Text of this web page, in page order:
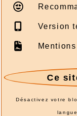
Version
Ce
Désactivez votre